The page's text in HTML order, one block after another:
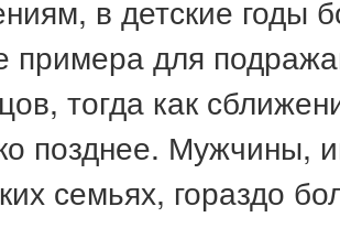
в детские годы
примера для
тогда как
позднее.
семьях, гораздо